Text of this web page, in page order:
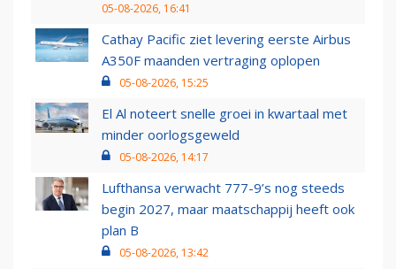
05-08-2026, 16:41
Cathay Pacific ziet levering eerste Airbus
A350F maanden vertraging oplopen
05-08-2026, 15:25
El Al noteert snelle groei in kwartaal met
minder oorlogsgeweld
05-08-2026, 14:17
Lufthansa verwacht 777-9’s nog steeds
begin 2027, maar maatschappij heeft ook
plan B
05-08-2026, 13:42